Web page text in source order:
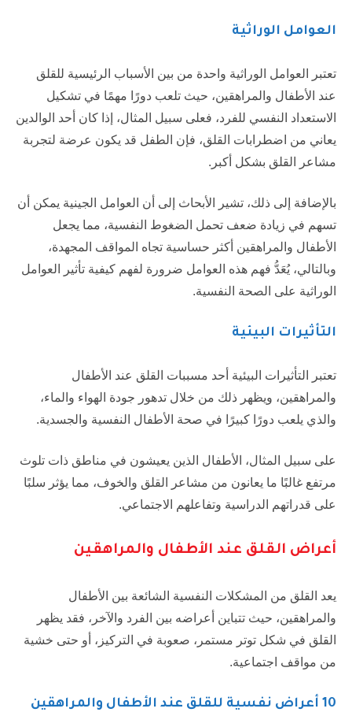
العوامل الوراثية
تعتبر العوامل الوراثية واحدة من بين الأسباب الرئيسية للقلق
عند الأطفال والمراهقين، حيث تلعب دورًا مهمًا في تشكيل
الاستعداد النفسي للفرد، فعلى سبيل المثال، إذا كان أحد الوالدين
يعاني من اضطرابات القلق، فإن الطفل قد يكون عرضة لتجربة
مشاعر القلق بشكل أكبر.
بالإضافة إلى ذلك، تشير الأبحاث إلى أن العوامل الجينية يمكن أن
تسهم في زيادة ضعف تحمل الضغوط النفسية، مما يجعل
الأطفال والمراهقين أكثر حساسية تجاه المواقف المجهدة،
وبالتالي، يُعَدُّ فهم هذه العوامل ضرورة لفهم كيفية تأثير العوامل
الوراثية على الصحة النفسية.
التأثيرات البيئية
تعتبر التأثيرات البيئية أحد مسببات القلق عند الأطفال
والمراهقين، ويظهر ذلك من خلال تدهور جودة الهواء والماء،
والذي يلعب دورًا كبيرًا في صحة الأطفال النفسية والجسدية.
على سبيل المثال، الأطفال الذين يعيشون في مناطق ذات تلوث
مرتفع غالبًا ما يعانون من مشاعر القلق والخوف، مما يؤثر سلبًا
على قدراتهم الدراسية وتفاعلهم الاجتماعي.
أعراض القلق عند الأطفال والمراهقين
يعد القلق من المشكلات النفسية الشائعة بين الأطفال
والمراهقين، حيث تتباين أعراضه بين الفرد والآخر، فقد يظهر
القلق في شكل توتر مستمر، صعوبة في التركيز، أو حتى خشية
من مواقف اجتماعية.
10 أعراض نفسية للقلق عند الأطفال والمراهقين